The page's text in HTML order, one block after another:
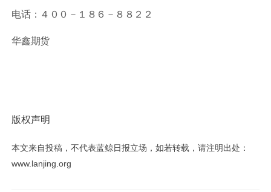
电话： ４００－１８６－８８２２
华鑫期货
版权声明
本文来自投稿，不代表蓝鲸日报立场，如若转载，请注明出处：
www.lanjing.org